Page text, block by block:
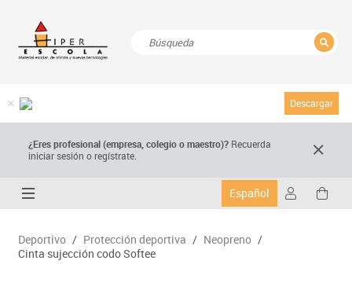
Descargar
¿Eres profesional (empresa, colegio o maestro)? Recuerda
iniciar sesión o regístrate.
Español
Deportivo / Protección deportiva / Neopreno /
Cinta sujección codo Softee